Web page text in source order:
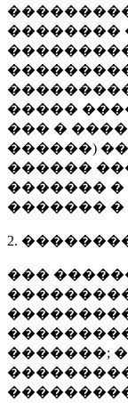
��������
�����
��� �
������)
������
�������
�������
2.
���
�������;